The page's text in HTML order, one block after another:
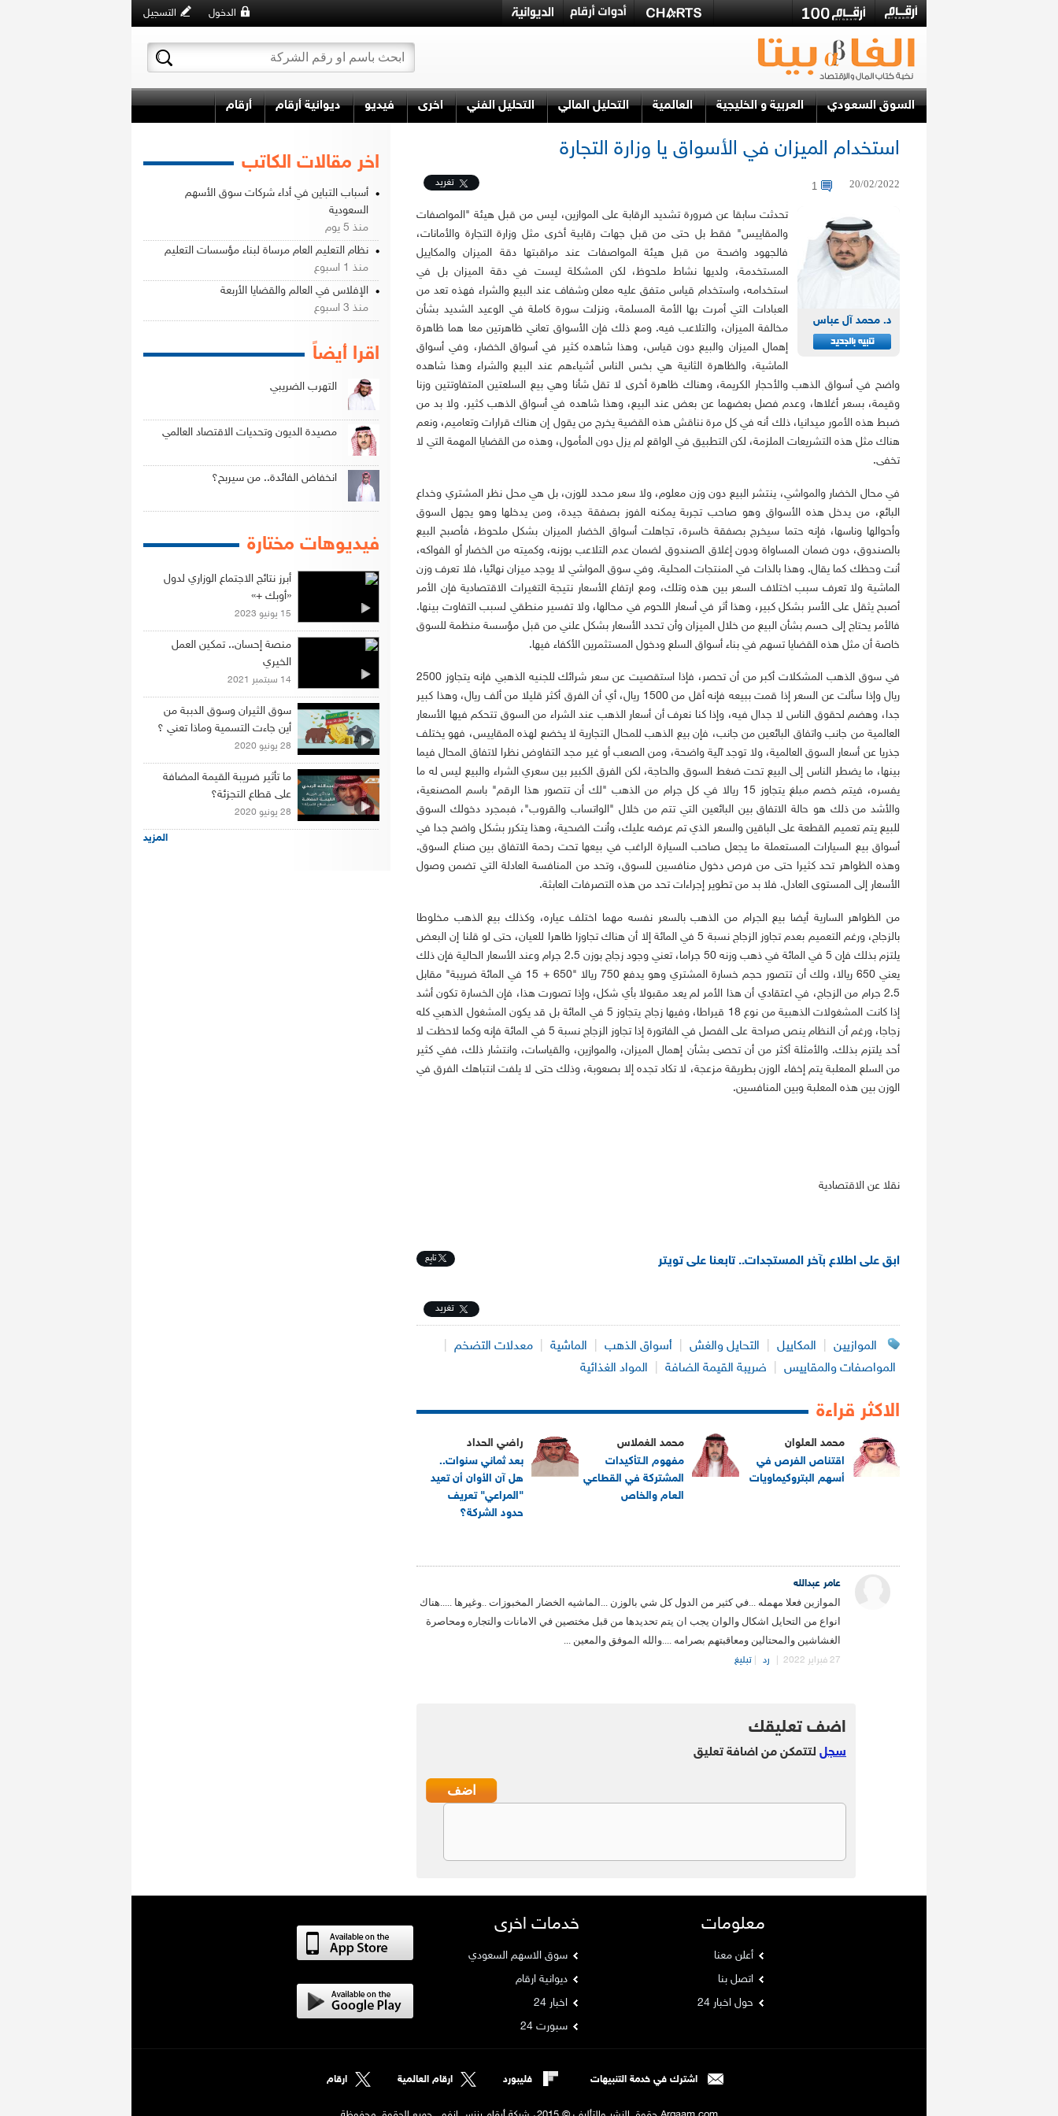
التسجيل الدخول
السوق السعودي العربية و الخليجية العالمية التحليل المالي التحليل الفني اخرى فيديو ديوانية أرقام أرقام
استخدام الميزان في الأسواق يا وزارة التجارة
20/02/2022
1 تغريد
د. محمد آل عباس
تحدثت سابقا عن ضرورة تشديد الرقابة على الموازين، ليس من قبل هيئة "المواصفات
والمقاييس" فقط بل حتى من قبل جهات رقابية أخرى مثل وزارة التجارة والأمانات،
فالجهود واضحة من قبل هيئة المواصفات عند مراقبتها دقة الميزان والمكاييل
المستخدمة، ولديها نشاط ملحوظ، لكن المشكلة ليست في دقة الميزان بل في
استخدامه، واستخدام قياس متفق عليه معلن وشفاف عند البيع والشراء فهذه تعد من
العبادات التي أمرت بها الأمة المسلمة، ونزلت سورة كاملة في الوعيد الشديد بشأن
مخالفة الميزان، والتلاعب فيه. ومع ذلك فإن الأسواق تعاني ظاهرتين معا هما ظاهرة
إهمال الميزان والبيع دون قياس، وهذا شاهده كثير في أسواق الخضار، وفي أسواق
الماشية، والظاهرة الثانية هي بخس الناس أشياءهم عند البيع والشراء وهذا شاهده
واضح في أسواق الذهب والأحجار الكريمة، وهناك ظاهرة أخرى لا تقل شأنا وهي بيع السلعتين المتفاوتتين وزنا
وقيمة، بسعر أغلاها، وعدم فصل بعضهما عن بعض عند البيع، وهذا شاهده في أسواق الذهب كثير. ولا بد من
ضبط هذه الأمور ميدانيا، ذلك أنه في كل مرة نناقش هذه القضية يخرج من يقول إن هناك قرارات وتعاميم، ونعم
هناك مثل هذه التشريعات الملزمة، لكن التطبيق في الواقع لم يزل دون المأمول، وهذه من القضايا المهمة التي لا
تخفى.
في محال الخضار والمواشي، ينتشر البيع دون وزن معلوم، ولا سعر محدد للوزن، بل هي محل نظر المشتري وخداع
البائع، من يدخل هذه الأسواق وهو صاحب تجربة يمكنه الفوز بصفقة جيدة، ومن يدخلها وهو يجهل السوق
وأحوالها وناسها، فإنه حتما سيخرج بصفقة خاسرة، تجاهلت أسواق الخضار الميزان بشكل ملحوظ، فأصبح البيع
بالصندوق، دون ضمان المساواة ودون إغلاق الصندوق لضمان عدم التلاعب بوزنه، وكميته من الخضار أو الفواكه،
أنت وحظك كما يقال. وهذا بالذات في المنتجات المحلية. وفي سوق المواشي لا يوجد ميزان نهائيا، فلا تعرف وزن
الماشية ولا تعرف سبب اختلاف السعر بين هذه وتلك، ومع ارتفاع الأسعار نتيجة التغيرات الاقتصادية فإن الأمر
أصبح يثقل على الأسر بشكل كبير، وهذا أثر في أسعار اللحوم في محالها، ولا تفسير منطقي لسبب التفاوت بينها.
فالأمر يحتاج إلى حسم بشأن البيع من خلال الميزان وأن تحدد الأسعار بشكل علني من قبل مؤسسة منظمة للسوق
خاصة أن مثل هذه القضايا تسهم في بناء أسواق السلع ودخول المستثمرين الأكفاء فيها.
في سوق الذهب المشكلات أكبر من أن تحصر، فإذا استقصيت عن سعر شرائك للجنيه الذهبي فإنه يتجاوز 2500
ريال وإذا سألت عن السعر إذا قمت ببيعه فإنه أقل من 1500 ريال، أي أن الفرق أكثر قليلا من ألف ريال، وهذا كبير
جدا، وهضم لحقوق الناس لا جدال فيه، وإذا كنا نعرف أن أسعار الذهب عند الشراء من السوق تتحكم فيها الأسعار
العالمية من جانب واتفاق البائعين من جانب، فإن بيع الذهب للمحال التجارية لا يخضع لهذه المقاييس، فهو يختلف
جذريا عن أسعار السوق العالمية، ولا توجد آلية واضحة، ومن الصعب أو غير مجد التفاوض نظرا لاتفاق المحال فيما
بينها، ما يضطر الناس إلى البيع تحت ضغط السوق والحاجة، لكن الفرق الكبير بين سعري الشراء والبيع ليس له ما
يفسره، فيتم خصم مبلغ يتجاوز 15 ريالا في كل جرام من الذهب "لك أن تتصور هذا الرقم" باسم المصنعية،
والأشد من ذلك هو حالة الاتفاق بين البائعين التي تتم من خلال "الواتساب والقروب"، فبمجرد دخولك السوق
للبيع يتم تعميم القطعة على الباقين والسعر الذي تم عرضه عليك، وأنت الضحية، وهذا يتكرر بشكل واضح جدا في
أسواق بيع السيارات المستعملة ما يجعل صاحب السيارة الراغب في بيعها تحت رحمة الاتفاق بين صناع السوق.
وهذه الظواهر تحد كثيرا حتى من فرص دخول منافسين للسوق، وتحد من المنافسة العادلة التي تضمن وصول
الأسعار إلى المستوى العادل. فلا بد من تطوير إجراءات تحد من هذه التصرفات العابثة.
من الظواهر السارية أيضا بيع الجرام من الذهب بالسعر نفسه مهما اختلف عياره، وكذلك بيع الذهب مخلوطا
بالزجاج، ورغم التعميم بعدم تجاوز الزجاج نسبة 5 في المائة إلا أن هناك تجاوزا ظاهرا للعيان، حتى لو قلنا إن البعض
يلتزم بذلك فإن 5 في المائة في ذهب وزنه 50 جراما، تعني وجود زجاج بوزن 2.5 جرام وعند الأسعار الحالية فإن ذلك
يعني 650 ريالا، ولك أن تتصور حجم خسارة المشتري وهو يدفع 750 ريالا "650 + 15 في المائة ضريبة" مقابل
2.5 جرام من الزجاج، في اعتقادي أن هذا الأمر لم يعد مقبولا بأي شكل، وإذا تصورت هذا، فإن الخسارة تكون أشد
إذا كانت المشغولات الذهبية من نوع 18 قيراطا، وفيها زجاج يتجاوز 5 في المائة بل قد يكون المشغول الذهبي كله
زجاجا، ورغم أن النظام ينص صراحة على الفصل في الفاتورة إذا تجاوز الزجاج نسبة 5 في المائة فإنه وكما لاحظت لا
أحد يلتزم بذلك. والأمثلة أكثر من أن تحصى بشأن إهمال الميزان، والموازين، والقياسات، وانتشار ذلك، ففي كثير
من السلع المعلبة يتم إخفاء الوزن بطريقة مزعجة، لا تكاد تجده إلا بصعوبة، وذلك حتى لا يلفت انتباهك الفرق في
الوزن بين هذه المعلبة وبين المنافسين.
نقلا عن الاقتصادية
ابق على اطلاع بآخر المستجدات.. تابعنا على تويتر تابِع
تغريد
الموازيين المكاييل التحايل والغش أسواق الذهب الماشية معدلات التضخم
المواصفات والمقاييس
ضريبة القيمة الضافة المواد الغذائية
الاكثر قراءة
محمد العلوان
اقتناص الفرص في
أسهم البتروكيماويات
محمد الغملاس
مفهوم الـتأكيدات
المشتركة في القطاعي
العام والخاص
راضي الحداد
بعد ثماني سنوات..
هل آن الأوان أن تعيد
"المراعي" تعريف
حدود الشركة؟
عامر عبدالله
الموازين فعلا مهمله ...في كثير من الدول كل شي بالوزن ...الماشيه الخضار المخبوزات ..وغيرها .....هناك
انواع من التحايل اشكال والوان يجب ان يتم تحديدها من قبل مختصين في الامانات والتجاره ومحاصرة
الغشاشين والمحتالين ومعاقبتهم بصرامه ....والله الموفق والمعين ...
27 فبراير 2022 رد تبليغ
اضف تعليقك
سجل لتتمكن من اضافة تعليق
اخر مقالات الكاتب
أسباب التباين في أداء شركات سوق الأسهم
السعودية
منذ 5 يوم
نظام التعليم العام مرساة لبناء مؤسسات التعليم
منذ 1 اسبوع
الإفلاس في العالم والقضايا الأربعة
منذ 3 اسبوع
اقرا أيضاً
التهرب الضريبي
مصيدة الديون وتحديات الاقتصاد العالمي
انخفاض الفائدة.. من سيربح؟
فيديوهات مختارة
أبرز نتائج الاجتماع الوزاري لدول
«أوبك +»
15 يونيو 2023
منصة إحسان.. تمكين العمل
الخيري
14 سبتمبر 2021
سوق الثيران وسوق الدببة من
أين جاءت التسمية وماذا تعني ؟
28 يونيو 2020
ما تأثير ضريبة القيمة المضافة
على قطاع التجزئة؟
28 يونيو 2020
المزيد
معلومات
أعلن معنا
اتصل بنا
حول اخبار 24
خدمات اخرى
سوق الاسهم السعودي
ديوانية ارقام
اخبار 24
سبورت 24
ارقام ارقام العالمية فليبورد اشترك في خدمة التنبيهات